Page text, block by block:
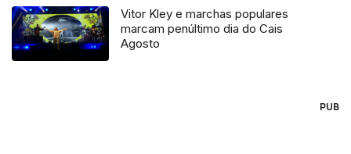
Vitor Kley e marchas populares
marcam penúltimo dia do Cais
Agosto
PUB